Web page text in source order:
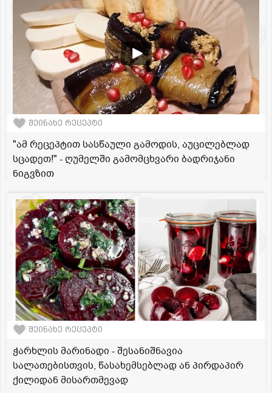
შეინახე რეცეპტი
"ამ რეცეპტით სასწაული გამოდის, აუცილებლად
სცადეთ!" - ღუმელში გამომცხვარი ბადრიჯანი
ნიგვზით
შეინახე რეცეპტი
ჭარხლის მარინადი - შესანიშნავია
სალათებისთვის, წასახემსებლად ან პირდაპირ
ქილიდან მისართმევად